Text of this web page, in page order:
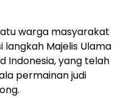
warga masyarakat
Majelis Ulama
Indonesia, yang telah
permainan judi